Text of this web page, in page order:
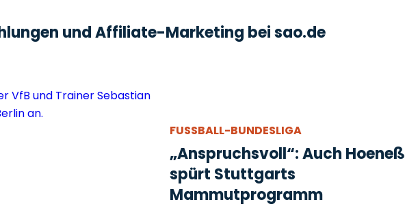
und Affiliate-Marketing bei sao.de
FUSSBALL-BUNDESLIGA
„Anspruchsvoll“: Auch Hoeneß
spürt Stuttgarts
Mammutprogramm